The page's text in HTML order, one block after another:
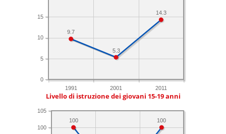
1991 2001 2011
0
5
10
15
14.3
5.3
9.7
Livello di istruzione dei giovani 15-19 anni
100
105
100
100